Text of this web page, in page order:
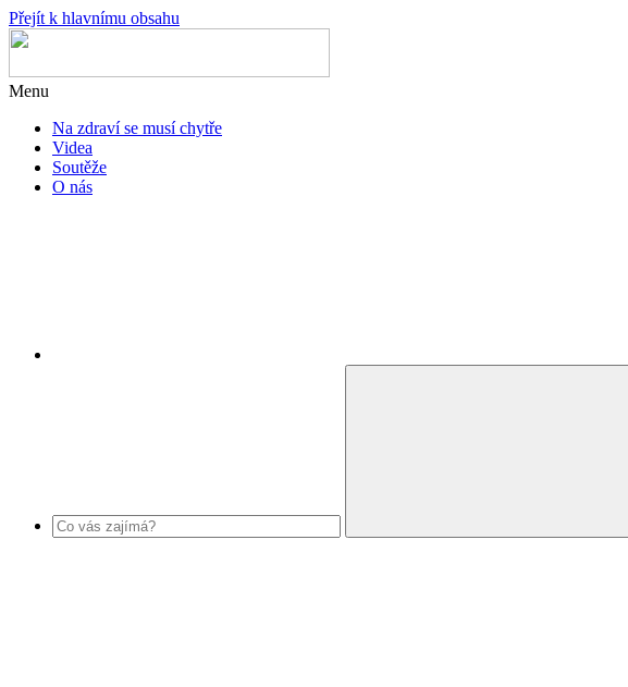
Přejít k hlavnímu obsahu
Menu
Na zdraví se musí chytře
Videa
Soutěže
O nás